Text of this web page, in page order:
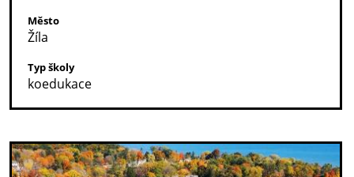
Město
Žíla
Typ školy
koedukace